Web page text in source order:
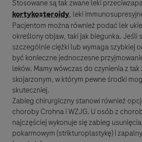
Stosowane są tak zwane leki
kortykosteroidy, leki
Pacjentom można również podać lek
określony objaw, taki jak biegunka. Jeśli
szczególnie ciężki lub wymaga szybkiej
być konieczne jednoczesne
leków. Mamy wówczas do czynienia z
skojarzonym, w którym pewne środki
skuteczniej.
Zabieg chirurgiczny stanowi również
choroby Crohna i WZJG. U osób z
najczęściej wykonuje się zabieg
pokarmowym (strikturoplastykę) i